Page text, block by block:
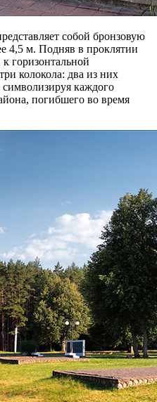
собой бронзовую
4,5 м. Подняв в проклятии
горизонтальной
колокола: два из них
символизируя каждого
погибшего во время